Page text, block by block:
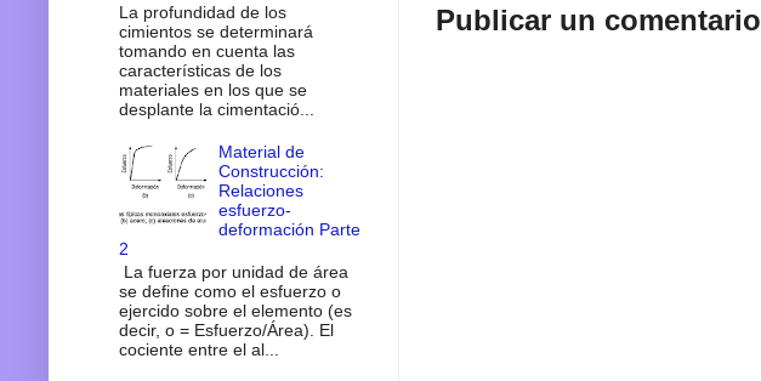
Publicar un comentario
La profundidad de los
cimientos se determinará
tomando en cuenta las
características de los
materiales en los que se
desplante la cimentació...
Material de
Construcción:
Relaciones
esfuerzo-
deformación Parte
2
La fuerza por unidad de área
se define como el esfuerzo o
ejercido sobre el elemento (es
decir, o = Esfuerzo/Área). El
cociente entre el al...